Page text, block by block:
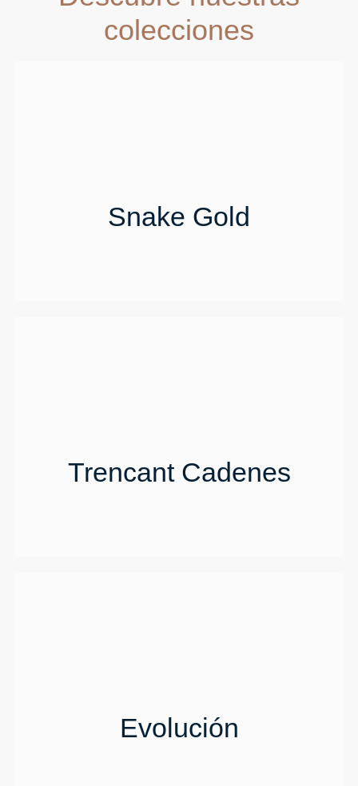
colecciones
Snake Gold
Trencant Cadenes
Evolución